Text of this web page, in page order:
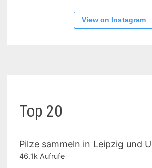
View on Instagram
Top 20
Pilze sammeln in Leipzig und
46.1k Aufrufe